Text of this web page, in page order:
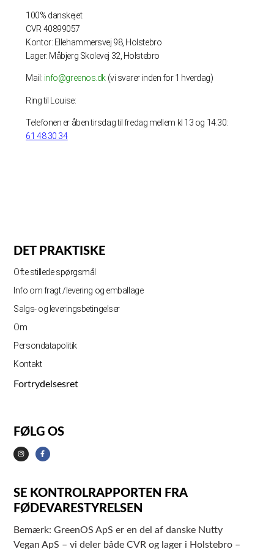
100% danskejet
CVR 40899057
Kontor: Ellehammersvej 98, Holstebro
Lager: Måbjerg Skolevej 32, Holstebro
Mail: info@greenos.dk (vi svarer inden for 1 hverdag)
Ring til Louise:
Telefonen er åben tirsdag til fredag mellem kl 13 og 14.30:
61 48 30 34
DET PRAKTISKE
Ofte stillede spørgsmål
Info om fragt /levering og emballage
Salgs- og leveringsbetingelser
Om
Persondatapolitik
Kontakt
Fortrydelsesret
FØLG OS
SE KONTROLRAPPORTEN FRA
FØDEVARESTYRELSEN
Bemærk: GreenOS ApS er en del af danske Nutty
Vegan ApS – vi deler både CVR og lager i Holstebro –